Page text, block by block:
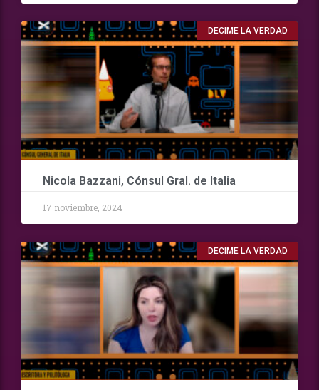
DECIME LA VERDAD
Nicola Bazzani, Cónsul Gral. de Italia
17 noviembre, 2024
DECIME LA VERDAD